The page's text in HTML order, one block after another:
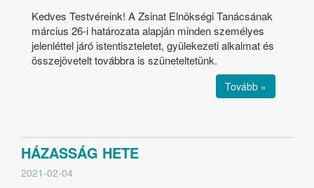
Kedves Testvéreink! A Zsinat Elnökségi Tanácsának
március 26-i határozata alapján minden személyes
jelenléttel járó istentiszteletet, gyülekezeti alkalmat és
összejövetelt továbbra is szüneteltetünk.
Tovább »
HÁZASSÁG HETE
2021-02-04